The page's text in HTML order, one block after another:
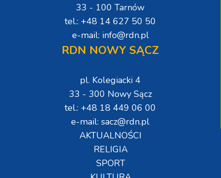
33 - 100 Tarnów
tel.: +48 14 627 50 50
e-mail: info@rdn.pl
RDN NOWY SĄCZ
pl. Kolegiacki 4
33 - 300 Nowy Sącz
tel.: +48 18 449 06 00
e-mail: sacz@rdn.pl
AKTUALNOŚCI
RELIGIA
SPORT